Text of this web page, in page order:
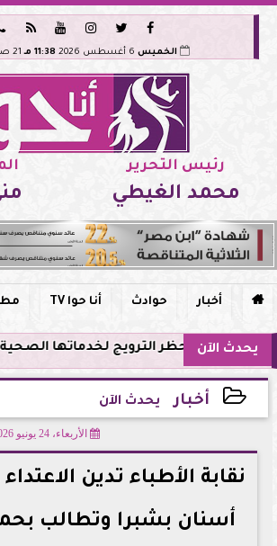





الخميس 11:38 مـ 21 صفر 1448
رئيس التحرير
محمد الغيطي
 أخبار حوادث أنا حوا TV
يحدث الآن زلزال بقوة 5.9 ريختر يشعر به سكان القاهرة الترويج لخدماتها الصحية
أخبار يحدث الآن
الأربعاء، 24 يونيو 2026
نقابة الأطباء تدين
أسنان بشبرا وتطالب